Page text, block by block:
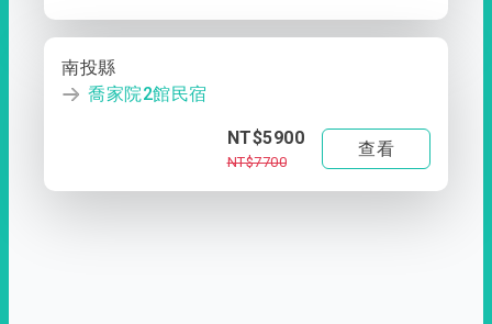
南投縣
喬家院2館民宿
NT$5900
NT$7700
查看